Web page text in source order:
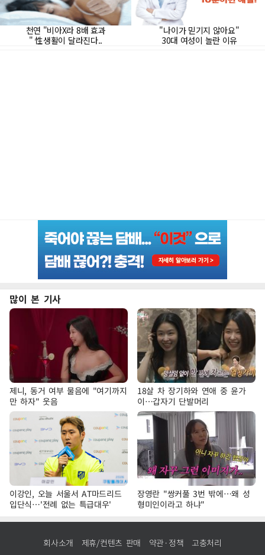
많이 본 기사
제니, 동거 여부 물음에 "여기까지
만 하자" 웃음
18살 차 장기하와 연애 중 윤가
이…갑자기 단발머리
이강인, 오늘 서울서 AT마드리드
입단식…'전례 없는 특급대우'
장영란 "쌍커풀 3번 밖에…왜 성
형미인이라고 하냐"
회사소개 제휴/컨텐츠 판매 약관·정책 고충처리